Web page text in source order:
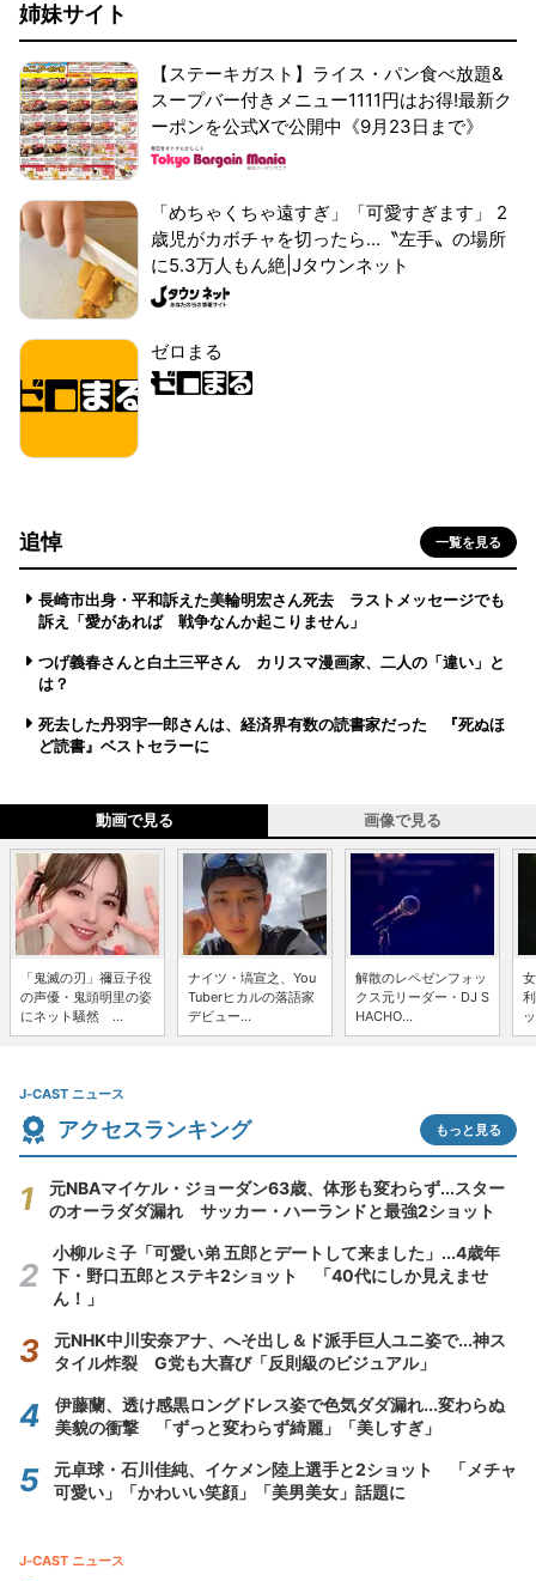
姉妹サイト
【ステーキガスト】ライス・パン食べ放題&
スープバー付きメニュー1111円はお得!最新ク
ーポンを公式Xで公開中《9月23日まで》
「めちゃくちゃ遠すぎ」「可愛すぎます」 2
歳児がカボチャを切ったら...〝左手〟の場所
に5.3万人もん絶|Jタウンネット
ゼロまる
追悼 一覧を見る
長崎市出身・平和訴えた美輪明宏さん死去 ラストメッセージでも
訴え「愛があれば 戦争なんか起こりません」
つげ義春さんと白土三平さん カリスマ漫画家、二人の「違い」と
は？
死去した丹羽宇一郎さんは、経済界有数の読書家だった 『死ぬほ
ど読書』ベストセラーに
動画で見る 画像で見る
「鬼滅の刃」禰豆子役
の声優・鬼頭明里の姿
にネット騒然 ...
ナイツ・塙宣之、You
Tuberヒカルの落語家
デビュー...
解散のレペゼンフォッ
クス元リーダー・DJ S
HACHO...
J-CAST ニュース
アクセスランキング もっと見る
元NBAマイケル・ジョーダン63歳、体形も変わらず...スター
のオーラダダ漏れ サッカー・ハーランドと最強2ショット
小柳ルミ子「可愛い弟 五郎とデートして来ました」...4歳年
下・野口五郎とステキ2ショット 「40代にしか見えませ
ん！」
元NHK中川安奈アナ、へそ出し＆ド派手巨人ユニ姿で...神ス
タイル炸裂 G党も大喜び「反則級のビジュアル」
伊藤蘭、透け感黒ロングドレス姿で色気ダダ漏れ...変わらぬ
美貌の衝撃 「ずっと変わらず綺麗」「美しすぎ」
元卓球・石川佳純、イケメン陸上選手と2ショット 「メチャ
可愛い」「かわいい笑顔」「美男美女」話題に
J-CAST ニュース